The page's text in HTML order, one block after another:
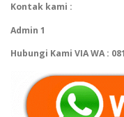
Kontak kami :
Admin 1
Hubungi Kami VIA WA :